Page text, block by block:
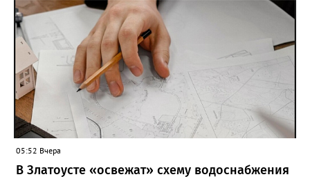
снятие. В целом не давать им взаймы сегодня просят 543 с
лишним тысячи человек. Почти 89 тысяч за это время решили
запрет отозвать. При этом, утверждают аналитики бюро,
примерно каждый пятый из тех, кто установил самозапрет,
никогда кредиты не брал, столько же погасили долги недавно,
а больше половины имеют долговые обязательства сейчас.
05:52 Вчера
В Златоусте «освежат» схему водоснабжения